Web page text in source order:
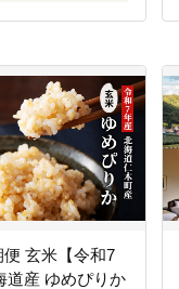
玄米【令和7
道産 ゆめぴりか